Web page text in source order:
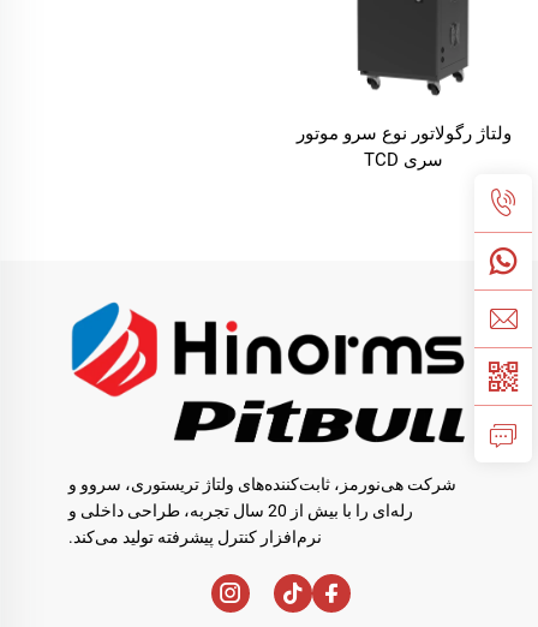
ولتاژ رگولاتور نوع سرو موتور
سری TCD
شرکت هی‌نورمز، ثابت‌کننده‌های ولتاژ تریستوری، سروو و
رله‌ای را با بیش از 20 سال تجربه، طراحی داخلی و
نرم‌افزار کنترل پیشرفته تولید می‌کند.